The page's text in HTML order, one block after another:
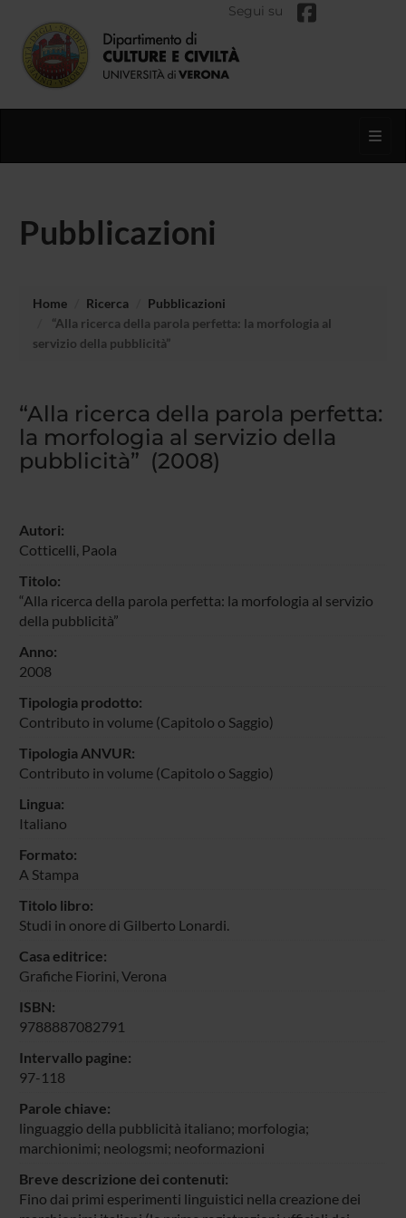
Segui su
Pubblicazioni
Home Ricerca
Pubblicazioni
“Alla ricerca della parola perfetta: la morfologia al
servizio della pubblicità”
“Alla ricerca della parola perfetta:
la morfologia al servizio della
pubblicità” (2008)
Autori:
Cotticelli, Paola
Titolo:
“Alla ricerca della parola perfetta: la morfologia al servizio
della pubblicità”
Anno:
2008
Tipologia prodotto:
Contributo in volume (Capitolo o Saggio)
Tipologia ANVUR:
Contributo in volume (Capitolo o Saggio)
Lingua:
Italiano
Formato:
A Stampa
Titolo libro:
Studi in onore di Gilberto Lonardi.
Casa editrice:
Grafiche Fiorini, Verona
ISBN:
9788887082791
Intervallo pagine:
97-118
Parole chiave:
linguaggio della pubblicità italiano; morfologia;
marchionimi; neologsmi; neoformazioni
Breve descrizione dei contenuti:
Fino dai primi esperimenti linguistici nella creazione dei